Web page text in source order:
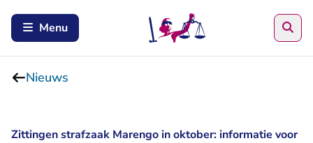
Menu
Nieuws
Zittingen strafzaak Marengo in oktober: informatie voor